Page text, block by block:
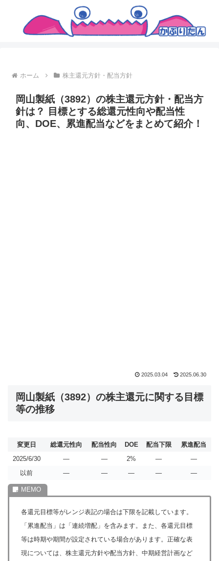
ホーム 株主還元方針・配当方針
岡山製紙（3892）の株主還元方針・配当方
針は？ 目標とする総還元性向や配当性
向、DOE、累進配当などをまとめて紹介！
2025.03.04 2025.06.30
岡山製紙（3892）の株主還元に関する目標
等の推移
変更日 総還元性向 配当性向 DOE 配当下限
累進配当
2025/6/30
― ― 2% ―
―
以前
― ― ― ― ―
各還元目標等がレンジ表記の場合は下限を記載しています。
「累進配当」は「連続増配」を含みます。また、各還元目標
等は時期や期間が設定されている場合があります。正確な表
現については、株主還元方針や配当方針、中期経営計画など